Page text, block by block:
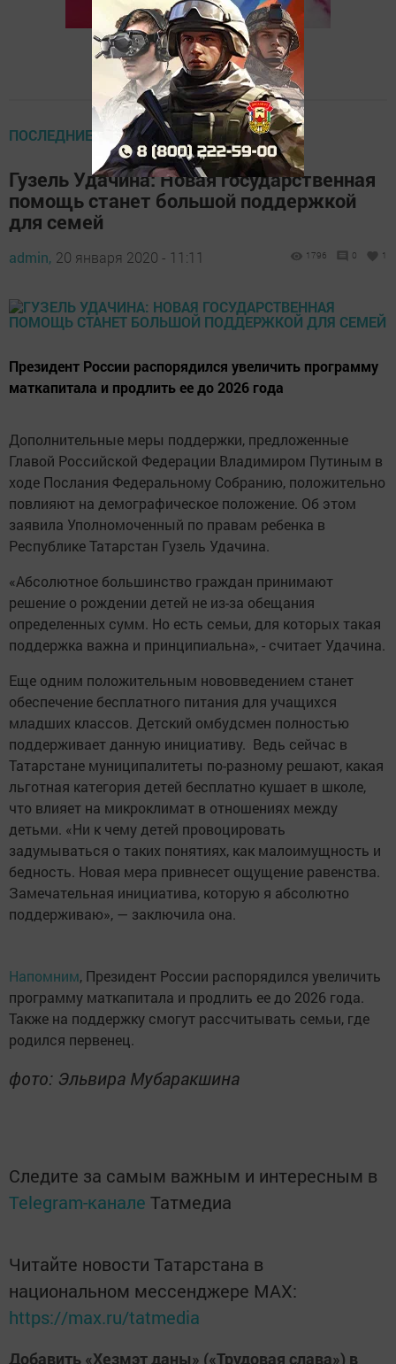
ПОСЛЕДНИЕ НОВОСТИ
Гузель Удачина: Новая государственная
помощь станет большой поддержкой
для семей
admin, 20 января 2020 - 11:11 1796 0 1
Президент России распорядился увеличить программу
маткапитала и продлить ее до 2026 года
Дополнительные меры поддержки, предложенные
Главой Российской Федерации Владимиром Путиным в
ходе Послания Федеральному Собранию, положительно
повлияют на демографическое положение. Об этом
заявила Уполномоченный по правам ребенка в
Республике Татарстан Гузель Удачина.
«Абсолютное большинство граждан принимают
решение о рождении детей не из-за обещания
определенных сумм. Но есть семьи, для которых такая
поддержка важна и принципиальна», - считает Удачина.
Еще одним положительным нововведением станет
обеспечение бесплатного питания для учащихся
младших классов. Детский омбудсмен полностью
поддерживает данную инициативу. Ведь сейчас в
Татарстане муниципалитеты по-разному решают, какая
льготная категория детей бесплатно кушает в школе,
что влияет на микроклимат в отношениях между
детьми. «Ни к чему детей провоцировать
задумываться о таких понятиях, как малоимущность и
бедность. Новая мера привнесет ощущение равенства.
Замечательная инициатива, которую я абсолютно
поддерживаю», — заключила она.
Напомним, Президент России распорядился увеличить
программу маткапитала и продлить ее до 2026 года.
Также на поддержку смогут рассчитывать семьи, где
родился первенец.
фото: Эльвира Мубаракшина
Следите за самым важным и интересным в
Telegram-канале Татмедиа
Читайте новости Татарстана в
национальном мессенджере MАХ:
https://max.ru/tatmedia
Добавить «Хезмэт даны» («Трудовая слава») в